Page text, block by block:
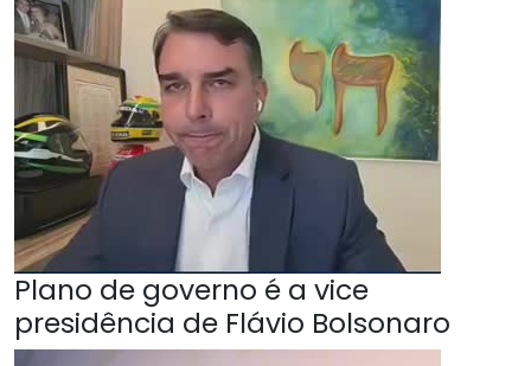
Plano de governo é a vice
presidência de Flávio Bolsonaro